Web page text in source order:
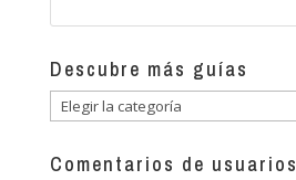
Descubre más guías
Descubre
guías
Comentarios de usuarios